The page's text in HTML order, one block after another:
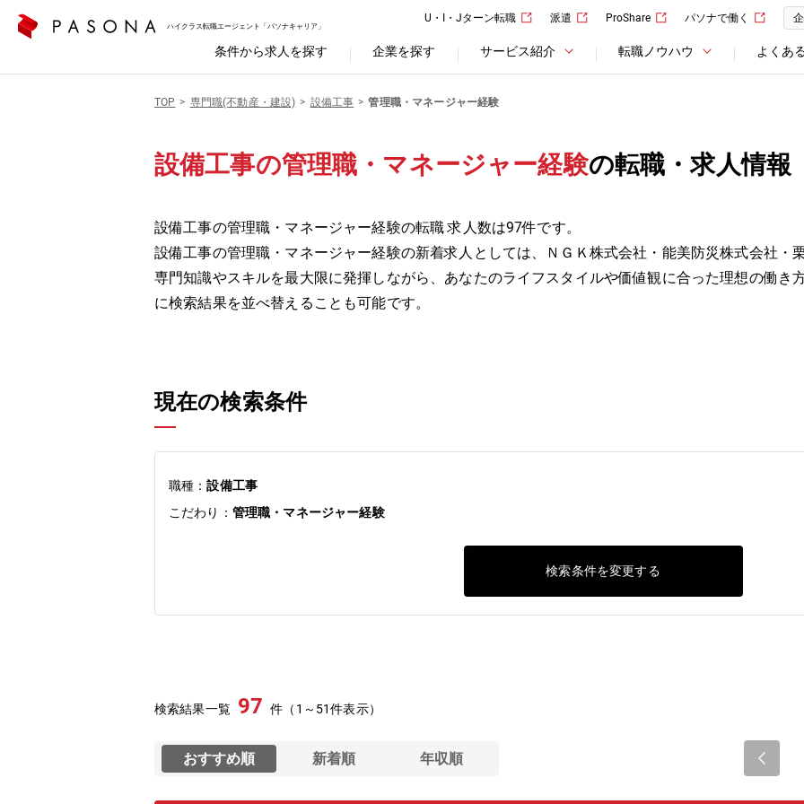
ハイクラス転職エージェント「パソナキャリア」
U・I・Jターン転職 派遣 ProShare パソナで働く
条件から求人を探す 企業を探す サービス紹介 転職ノウハウ よくあ
TOP 専門職(不動産・建設) 設備工事 管理職・マネージャー経験
設備工事の管理職・マネージャー経験の転職・求人情報
設備工事の管理職・マネージャー経験の転職 求人数は97件です。
設備工事の管理職・マネージャー経験の新着求人としては、ＮＧＫ株式会社・能美防災株式会社・
専門知識やスキルを最大限に発揮しながら、あなたのライフスタイルや価値観に合った理想の働き
に検索結果を並べ替えることも可能です。
現在の検索条件
職種：設備工事
こだわり： 管理職・マネージャー経験
検索条件を変更する
検索結果一覧 97 件（1～51件表示）
おすすめ順 新着順 年収順